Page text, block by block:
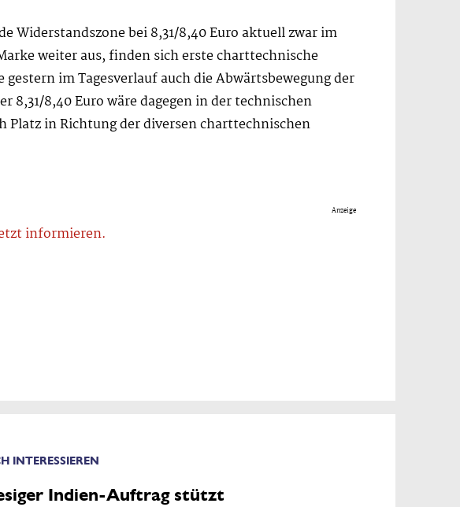
Widerstandszone bei 8,31/8,40 Euro aktuell zwar im
weiter aus, finden sich erste charttechnische
im Tagesverlauf auch die Abwärtsbewegung der
8,31/8,40 Euro wäre dagegen in der technischen
Platz in Richtung der diversen charttechnischen
Anzeige
informieren.
INTERESSIEREN
Indien-Auftrag stützt